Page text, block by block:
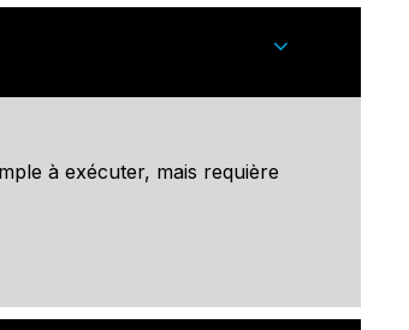
à exécuter, mais requière